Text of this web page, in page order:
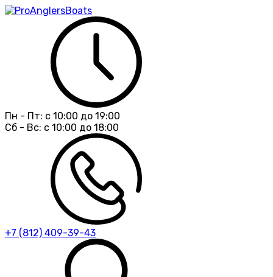
Пн - Пт: с 10:00 до 19:00
Сб - Вс: с 10:00 до 18:00
+7 (812) 409-39-43